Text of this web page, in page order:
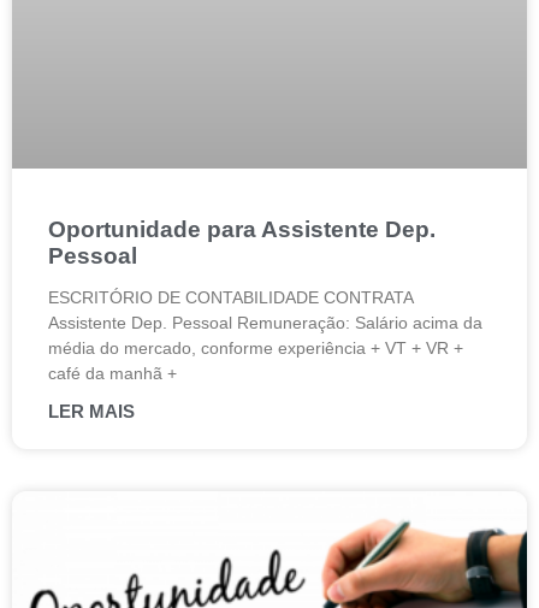
Oportunidade para Assistente Dep.
Pessoal
ESCRITÓRIO DE CONTABILIDADE CONTRATA
Assistente Dep. Pessoal Remuneração: Salário acima da
média do mercado, conforme experiência + VT + VR +
café da manhã +
LER MAIS